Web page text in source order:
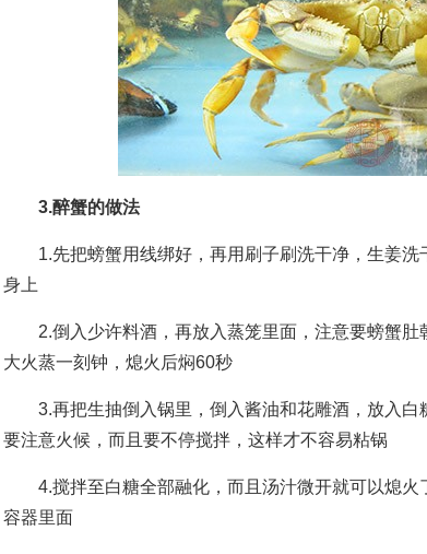
3.醉蟹的做法
1.先把螃蟹用线绑好，再用刷子刷洗干净，生姜洗
身上
2.倒入少许料酒，再放入蒸笼里面，注意要螃蟹肚
大火蒸一刻钟，熄火后焖60秒
3.再把生抽倒入锅里，倒入酱油和花雕酒，放入白
要注意火候，而且要不停搅拌，这样才不容易粘锅
4.搅拌至白糖全部融化，而且汤汁微开就可以熄火
容器里面